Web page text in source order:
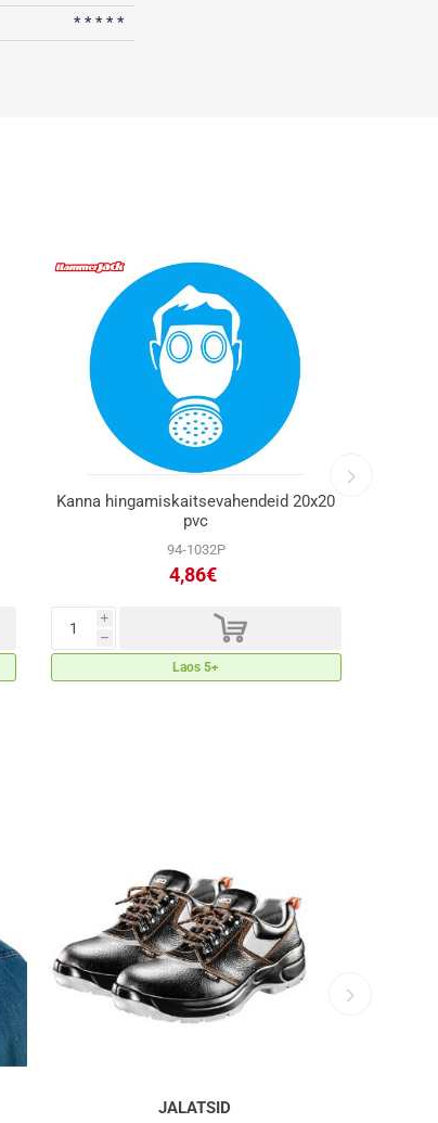
* * * * *
Kanna hingamiskaitsevahendeid 20x20
pvc
94-1032P
4,86€
i
h d
Laos 5+
JALATSID